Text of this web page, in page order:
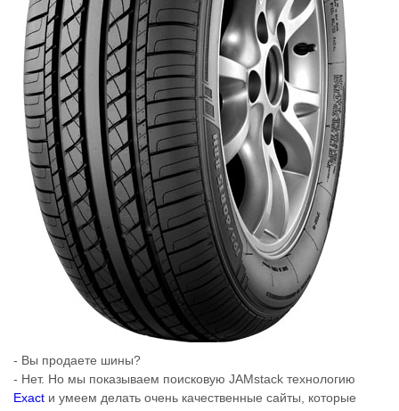
- Вы продаете шины?
- Нет. Но мы показываем поисковую JAMstack технологию
Exact и умеем делать очень качественные сайты, которые